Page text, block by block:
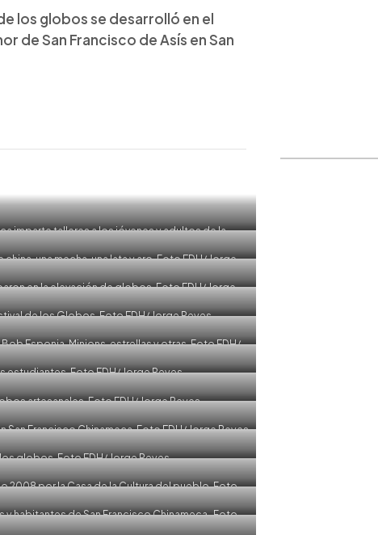
los globos se desarrolló en el
de San Francisco de Asís en San
WhatsApp
Copiar link
imparte talleres a los jóvenes y adultos de la
Jorge Reyes
una mecha, una lata y aro. Foto EDH/ Jorge
en la elevación de globos. Foto EDH/ Jorge
de los Globos. Foto EDH/ Jorge Reyes
Esponja, Minions, estrellas y otras. Foto EDH/
Foto EDH/ Jorge Reyes
artesanales. Foto EDH/ Jorge Reyes
Francisco Chinameca. Foto EDH/ Jorge Reyes
globos. Foto EDH/ Jorge Reyes
2008 por la Casa de la Cultura del pueblo. Foto
Reyes
habitantes de San Francisco Chinameca . Foto
Reyes